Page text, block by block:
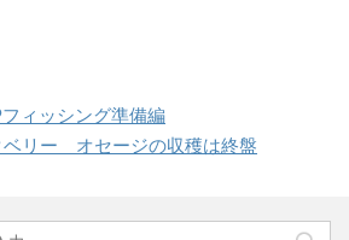
ィッシング準備編
ベリー オセージの収穫は終盤